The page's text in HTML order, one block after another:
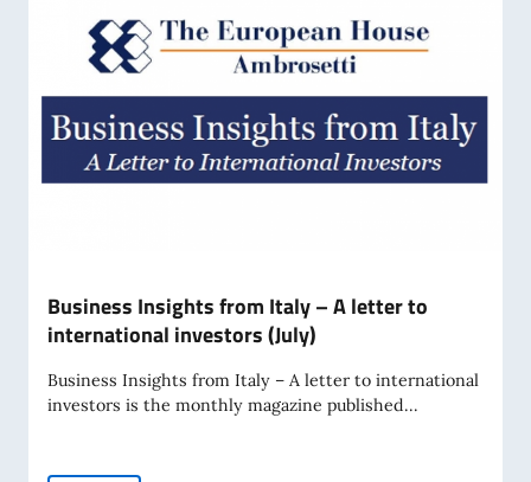
Business Insights from Italy – A letter to
international investors (July)
Business Insights from Italy – A letter to international
investors is the monthly magazine published...